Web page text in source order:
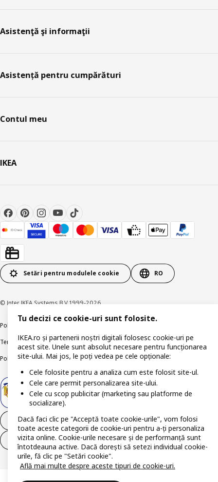
Asistenţă şi informaţii
Asistență pentru cumpărături
Contul meu
IKEA
Setări pentru modulele cookie RO
© Inter IKEA Systems B.V 1999-2026
Politica de confidențialitate
Termeni și CondițiiInformații despre IKEA Romania
Politica de publicare responsabilăAccesibilitatea digitală
Retrage-te din contract
Retrage-te din contract (servicii)
Tu decizi ce cookie-uri sunt folosite.
IKEA.ro și partenerii noștri digitali folosesc cookie-uri pe
acest site. Unele sunt absolut necesare pentru funcționarea
site-ului. Mai jos, le poți vedea pe cele opționale:
Cele folosite pentru a analiza cum este folosit site-ul.
Cele care permit personalizarea site-ului.
Cele cu scop publicitar (marketing sau platforme de
socializare).
Dacă faci clic pe "Acceptă toate cookie-urile", vom folosi
toate aceste categorii de cookie-uri pentru a-ți personaliza
vizita online. Cookie-urile necesare și de performanță sunt
întotdeauna active. Dacă dorești să setezi individual cookie-
urile, fă clic pe "Setări cookie".
Află mai multe despre aceste tipuri de cookie-uri.